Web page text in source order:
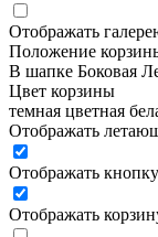
Отображать
Положение
В шапке Боковая
Цвет корзины
темная цветная
Отображать
Отображать
Отображать